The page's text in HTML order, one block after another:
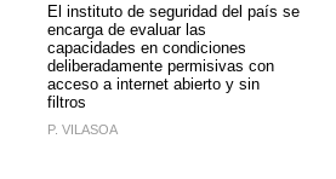
El instituto de seguridad del país se
encarga de evaluar las
capacidades en condiciones
deliberadamente permisivas con
acceso a internet abierto y sin
filtros
P. VILASOA